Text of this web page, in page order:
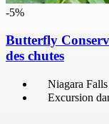
-5%
Butterfly
des chutes
Niagara
Excursion